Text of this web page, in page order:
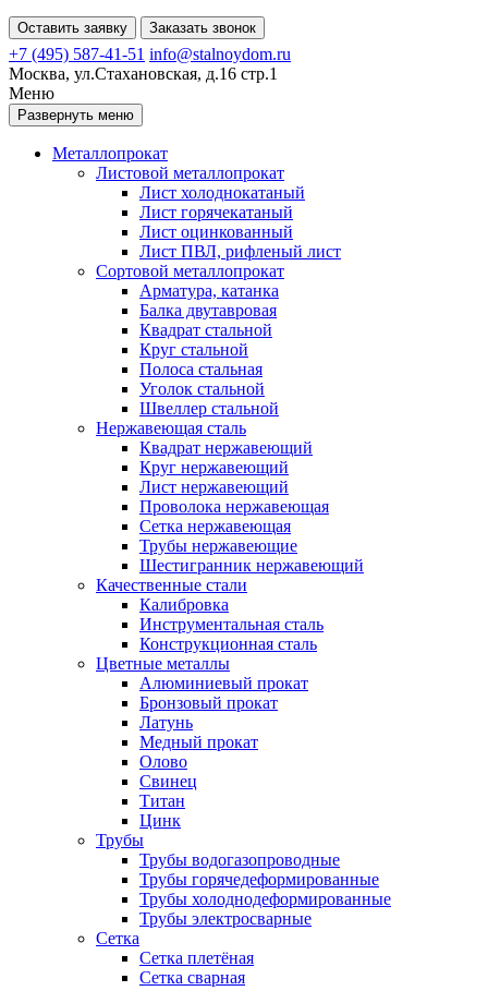
Оставить заявку Заказать звонок
+7 (495) 587-41-51 info@stalnoydom.ru
Москва, ул.Стахановская, д.16 стр.1
Меню
Развернуть меню
Металлопрокат
Листовой металлопрокат
Лист холоднокатаный
Лист горячекатаный
Лист оцинкованный
Лист ПВЛ, рифленый лист
Сортовой металлопрокат
Арматура, катанка
Балка двутавровая
Квадрат стальной
Круг стальной
Полоса стальная
Уголок стальной
Швеллер стальной
Нержавеющая сталь
Квадрат нержавеющий
Круг нержавеющий
Лист нержавеющий
Проволока нержавеющая
Сетка нержавеющая
Трубы нержавеющие
Шестигранник нержавеющий
Качественные стали
Калибровка
Инструментальная сталь
Конструкционная сталь
Цветные металлы
Алюминиевый прокат
Бронзовый прокат
Латунь
Медный прокат
Олово
Свинец
Титан
Цинк
Трубы
Трубы водогазопроводные
Трубы горячедеформированные
Трубы холоднодеформированные
Трубы электросварные
Сетка
Сетка плетёная
Сетка сварная